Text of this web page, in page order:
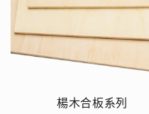
楊木合板系列